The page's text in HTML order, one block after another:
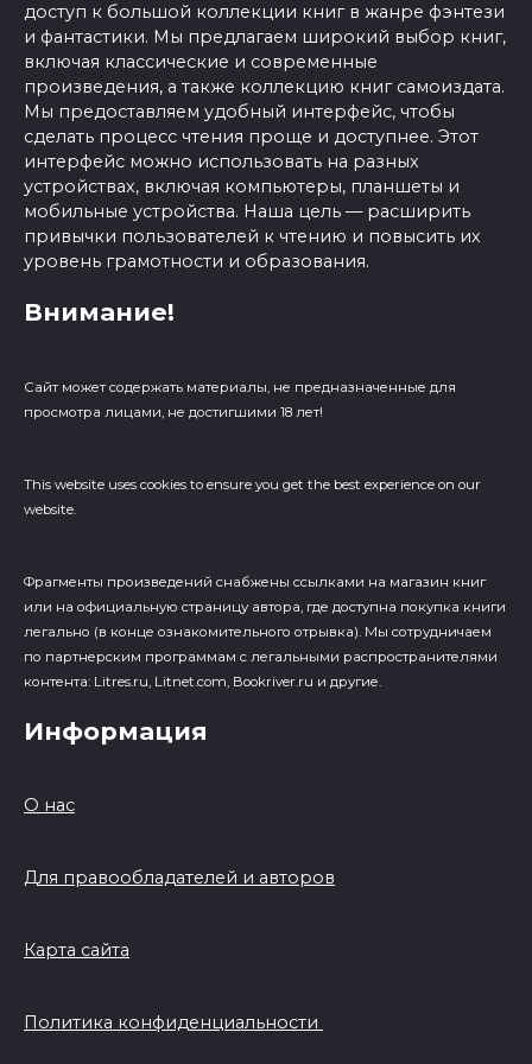
доступ к большой коллекции книг в жанре фэнтези
и фантастики. Мы предлагаем широкий выбор книг,
включая классические и современные
произведения, а также коллекцию книг самоиздата.
Мы предоставляем удобный интерфейс, чтобы
сделать процесс чтения проще и доступнее. Этот
интерфейс можно использовать на разных
устройствах, включая компьютеры, планшеты и
мобильные устройства. Наша цель — расширить
привычки пользователей к чтению и повысить их
уровень грамотности и образования.
Внимание!
Сайт может содержать материалы, не предназначенные для
просмотра лицами, не достигшими 18 лет!
This website uses cookies to ensure you get the best experience on our
website.
Фрагменты произведений cнабжены ссылками на магазин книг
или на официальную страницу автора, где доступна покупка книги
легально (в конце ознакомительного отрывка). Мы сотрудничаем
по партнерским программам с легальными распространителями
контента: Litres.ru, Litnet.com, Bookriver.ru и другие.
Информация
О нас
Для правообладателей и авторов
Карта сайта
Политика конфиденциальности